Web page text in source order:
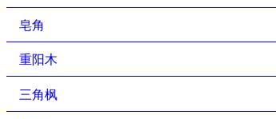
皂角
重阳木
三角枫